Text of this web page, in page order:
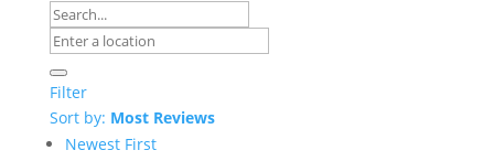
Filter
Sort by: Most Reviews
Newest First